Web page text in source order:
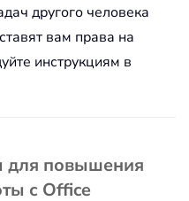
другого человека
вам права на
инструкциям в
для повышения
с Office